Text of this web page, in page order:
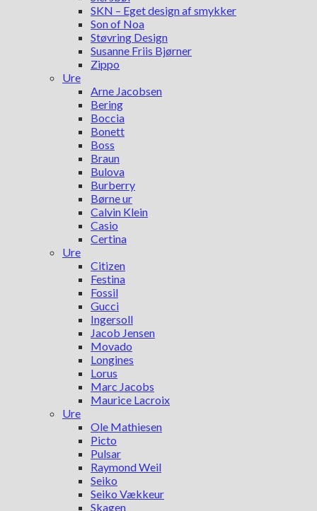
SKN – Eget design af smykker
Son of Noa
Støvring Design
Susanne Friis Bjørner
Zippo
Ure
Arne Jacobsen
Bering
Boccia
Bonett
Boss
Braun
Bulova
Burberry
Børne ur
Calvin Klein
Casio
Certina
Ure
Citizen
Festina
Fossil
Gucci
Ingersoll
Jacob Jensen
Movado
Longines
Lorus
Marc Jacobs
Maurice Lacroix
Ure
Ole Mathiesen
Picto
Pulsar
Raymond Weil
Seiko
Seiko Vækkeur
Skagen